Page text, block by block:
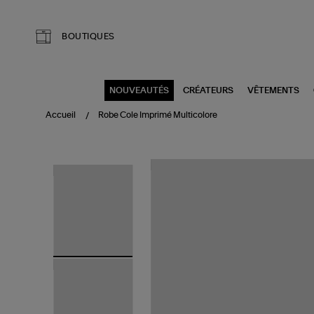
BOUTIQUES
NOUVEAUTÉS CRÉATEURS VÊTEMENTS
Accueil Robe Cole Imprimé Multicolore